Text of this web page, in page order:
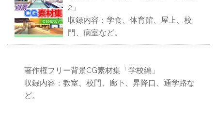
2」
収録内容：学食、体育館、屋上、校
門、病室など。
著作権フリー背景CG素材集「学校編」
収録内容：教室、校門、廊下、昇降口、通学路な
ど。